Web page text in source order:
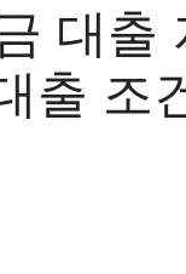
대출
출 조